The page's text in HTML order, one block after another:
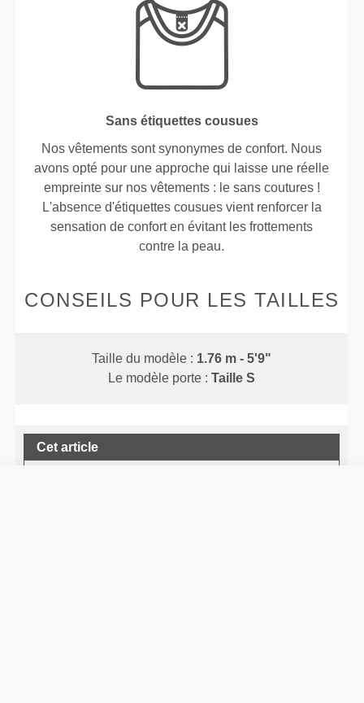
Sans étiquettes cousues
Nos vêtements sont synonymes de confort. Nous
avons opté pour une approche qui laisse une réelle
empreinte sur nos vêtements : le sans coutures !
L'absence d'étiquettes cousues vient renforcer la
sensation de confort en évitant les frottements
contre la peau.
CONSEILS POUR LES TAILLES
Taille du modèle : 1.76 m - 5'9"
Le modèle porte :Taille S
Cet article